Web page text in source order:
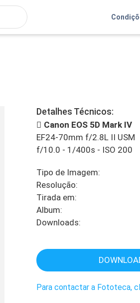
Detalhes Técnicos:
Canon EOS 5D Mark IV
EF24-70mm f/2.8L II USM
f/10.0 - 1/400s - ISO 200
Tipo de Imagem:
Resolução:
Tirada em:
Album:
Downloads:
Para contactar a Fototeca,